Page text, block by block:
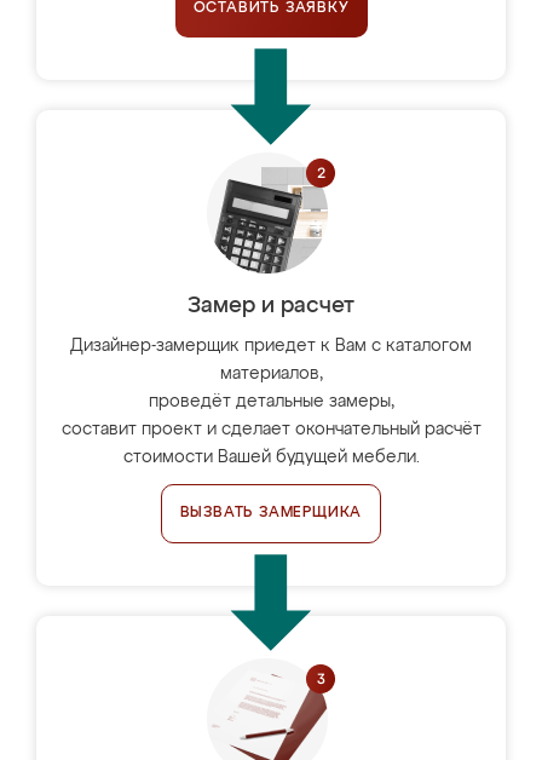
ОСТАВИТЬ ЗАЯВКУ
Замер и расчет
Дизайнер-замерщик приедет к Вам с каталогом
материалов,
проведёт детальные замеры,
составит проект и сделает окончательный расчёт
стоимости Вашей будущей мебели.
ВЫЗВАТЬ ЗАМЕРЩИКА